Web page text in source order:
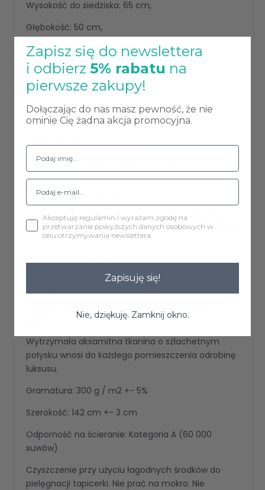
Wysokość do siedziska: 65 cm,
Głębokość: 50 cm,
Głębokość siedziska: 47 cm,
Szerokość podstawy: 48 cm,
Szerokość siedziska: 46 cm,
Wysokość oparcia: 43 cm,
Maksymalna waga obciążenia: 120 kg.
Tkanina MAGIC VELVET
miękka i aksamitna w dotyku tkaniną tapicerską.
Charakteryzuje się wysoką odpornością na ścieranie
Produkt sprawdzony pod kątem substancji
Wytrzymała aksamitna tkanina o szlachetnym
połysku wnosi do każdego pomieszczenia odrobinę
luksusu.
Gramatura: 300 g / m2 +- 5%
Szerokość: 142 cm +- 3 cm
Odporność na ścieranie: Kategoria A (60 000
suwów)
Czyszczenie przy użyciu łagodnych środków do
pielęgnacji tapicerki. Nie prać na mokro. Nie
Zapisz się do newslettera
i odbierz 5% rabatu na
pierwsze zakupy!
Dołączając do nas masz pewność, że nie
ominie Cię żadna akcja promocyjna.
Akceptuję regulamin i wyrażam zgodę na
przetwarzanie powyższych danych osobowych w
celu otrzymywania newslettera.
Zapisuję się!
Nie, dziękuję. Zamknij okno.